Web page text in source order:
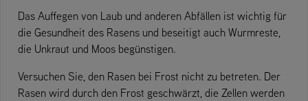
Das Auffegen von Laub und anderen Abfällen ist wichtig für
die Gesundheit des Rasens und beseitigt auch Wurmreste,
die Unkraut und Moos begünstigen.
Versuchen Sie, den Rasen bei Frost nicht zu betreten. Der
Rasen wird durch den Frost geschwärzt, die Zellen werden